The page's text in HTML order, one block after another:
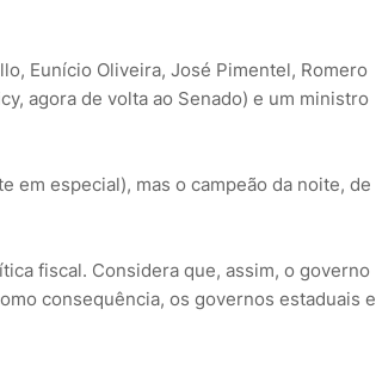
Eunício Oliveira, José Pimentel, Romero
agora de volta ao Senado) e um ministro
em especial), mas o campeão da noite, de
fiscal. Considera que, assim, o governo
consequência, os governos estaduais e